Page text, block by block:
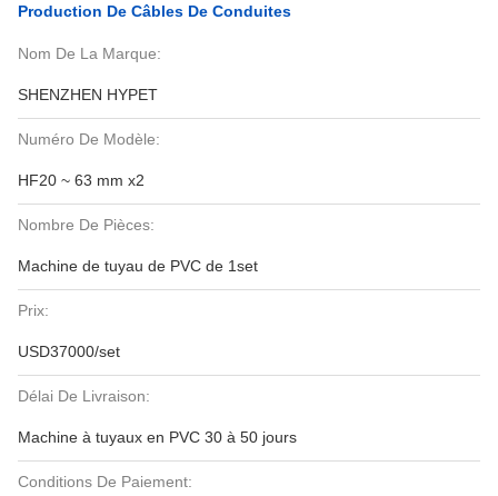
Production De Câbles De Conduites
Nom De La Marque:
SHENZHEN HYPET
Numéro De Modèle:
HF20 ~ 63 mm x2
Nombre De Pièces:
Machine de tuyau de PVC de 1set
Prix:
USD37000/set
Délai De Livraison:
Machine à tuyaux en PVC 30 à 50 jours
Conditions De Paiement: